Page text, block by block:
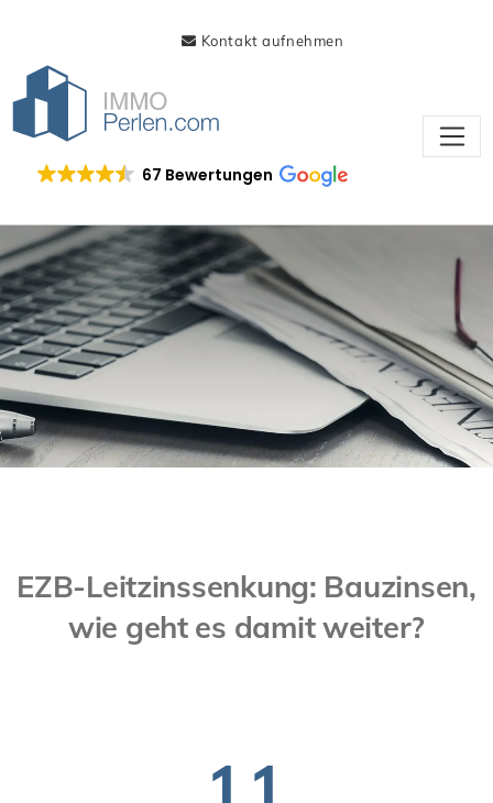
Kontakt aufnehmen
67 Bewertungen
EZB-Leitzinssenkung: Bauzinsen,
wie geht es damit weiter?